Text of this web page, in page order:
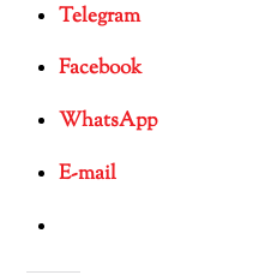
Telegram
Facebook
WhatsApp
E-mail